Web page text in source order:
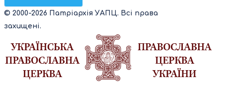
© 2000-2026 Патріархія УАПЦ. Всі права
захищені.